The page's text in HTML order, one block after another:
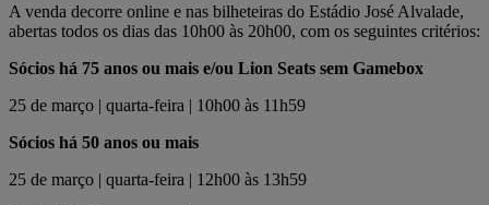
A venda decorre online e nas bilheteiras do Estádio José Alvalade,
abertas todos os dias das 10h00 às 20h00, com os seguintes critérios:
Sócios há 75 anos ou mais e/ou Lion Seats sem Gamebox
25 de março | quarta-feira | 10h00 às 11h59
Sócios há 50 anos ou mais
25 de março | quarta-feira | 12h00 às 13h59